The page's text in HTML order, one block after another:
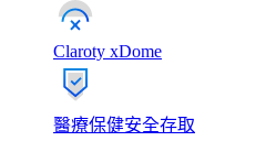
Claroty xDome
醫療保健安全存取